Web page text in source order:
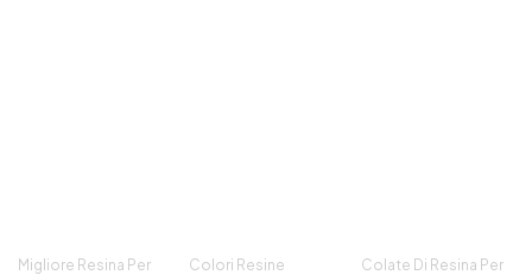
Migliore Resina Per
Colori Resine
Colate Di Resina Per